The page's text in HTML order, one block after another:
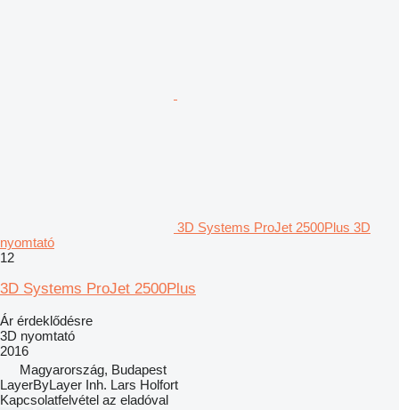
3D Systems ProJet 2500Plus 3D
nyomtató
12
3D Systems ProJet 2500Plus
Ár érdeklődésre
3D nyomtató
2016
Magyarország, Budapest
LayerByLayer Inh. Lars Holfort
Kapcsolatfelvétel az eladóval